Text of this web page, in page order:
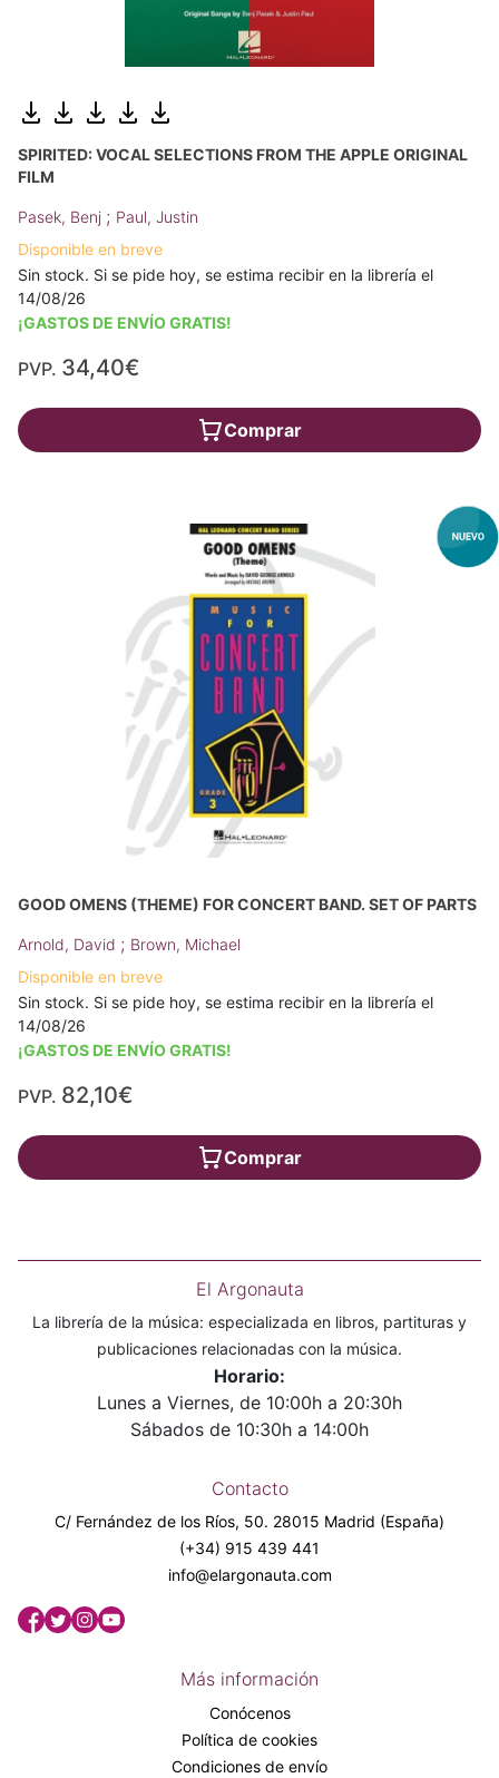
SPIRITED: VOCAL SELECTIONS FROM THE APPLE ORIGINAL
FILM
Pasek, Benj ; Paul, Justin
Disponible en breve
Sin stock. Si se pide hoy, se estima recibir en la librería el
14/08/26
¡GASTOS DE ENVÍO GRATIS!
PVP. 34,40€
Comprar
GOOD OMENS (THEME) FOR CONCERT BAND. SET OF PARTS
Arnold, David ; Brown, Michael
Disponible en breve
Sin stock. Si se pide hoy, se estima recibir en la librería el
14/08/26
¡GASTOS DE ENVÍO GRATIS!
PVP. 82,10€
Comprar
El Argonauta
La librería de la música: especializada en libros, partituras y
publicaciones relacionadas con la música.
Horario:
Lunes a Viernes, de 10:00h a 20:30h
Sábados de 10:30h a 14:00h
Contacto
C/ Fernández de los Ríos, 50. 28015 Madrid (España)
(+34) 915 439 441
info@elargonauta.com
Más información
Conócenos
Política de cookies
Condiciones de envío